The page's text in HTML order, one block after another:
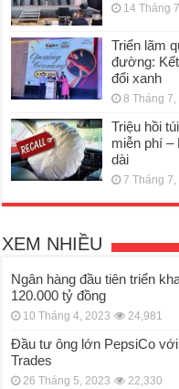
14 Tháng
Triển lãm
đường:
đổi xanh
8 Tháng 7,
Triệu hồi
miễn phí –
dài
7 Tháng 7,
XEM NHIỀU
Ngân hàng đầu tiên triển
120.000 tỷ đồng
10 Tháng 4, 2023 24,981
Đầu tư ông lớn PepsiCo
Trades
26 Tháng 5, 2023 22,330